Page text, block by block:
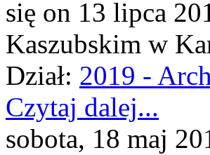
się on 13 lipca
Kaszubskim w
Dział: 2019 -
Czytaj dalej...
sobota, 18 maj